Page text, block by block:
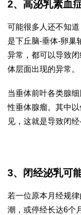
2、高泌乳素血
可能很多人还不知
是下丘脑-垂体-卵巢
异常，都可以导致
体层面出现的异常。
当垂体前叶各类腺
性垂体腺瘤。其中
见，这就是导致闭
3、闭经泌乳可
若一位原本月经规
潮，或停经长达6个